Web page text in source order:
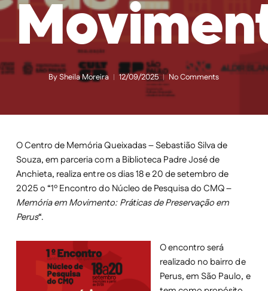
BySheila Moreira 12/09/2025 No Comments
OCentro de Memória Queixadas – Sebastião Silva de
Souza, em parceria com aBiblioteca Padre José de
Anchieta, realiza entre os dias18 e 20 de setembro de
2025o “1º Encontro do Núcleo de Pesquisa do CMQ –
Memória em Movimento: Práticas de Preservação em
Perus“.
O encontro será
realizado no bairro de
Perus, em São Paulo, e